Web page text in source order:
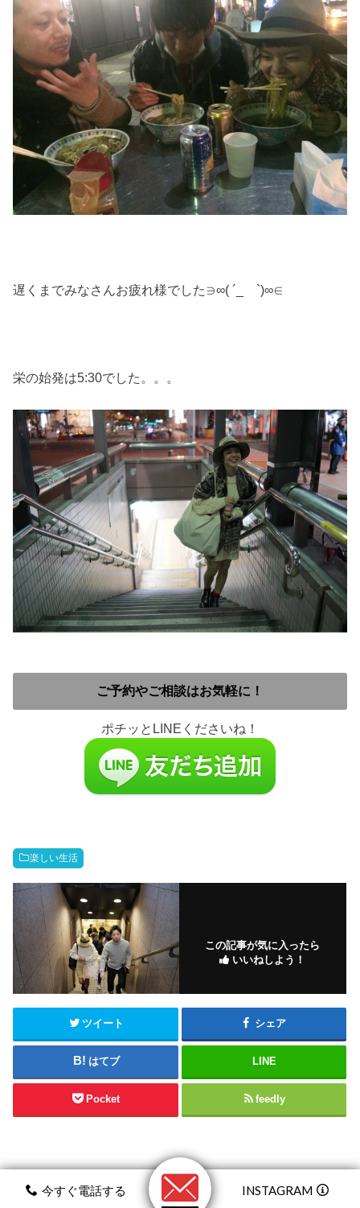
今すぐ電話する INSTAGRAM
遅くまでみなさんお疲れ様でした∋∞( ´_ゝ`)∞∈
栄の始発は5:30でした。。。
ご予約やご相談はお気軽に！
ポチッとLINEくださいね！
楽しい生活
この記事が気に入ったら
いいねしよう！
ツイート シェア
はてブ LINE
Pocket feedly
コメントを残す